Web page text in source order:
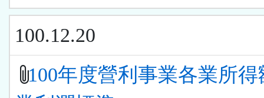
100.12.20
100年度營利事業各業所